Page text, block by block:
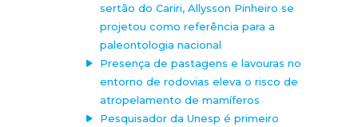
sertão do Cariri, Allysson Pinheiro se
projetou como referência para a
paleontologia nacional
Presença de pastagens e lavouras no
entorno de rodovias eleva o risco de
atropelamento de mamíferos
Pesquisador da Unesp é primeiro